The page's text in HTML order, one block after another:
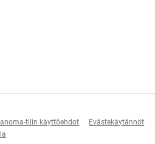
tilin käyttöehdot
Evästekäytännöt